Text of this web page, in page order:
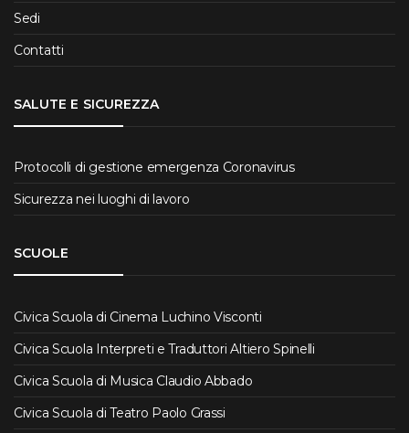
Sedi
Contatti
SALUTE E SICUREZZA
Protocolli di gestione emergenza Coronavirus
Sicurezza nei luoghi di lavoro
SCUOLE
Civica Scuola di Cinema Luchino Visconti
Civica Scuola Interpreti e Traduttori Altiero Spinelli
Civica Scuola di Musica Claudio Abbado
Civica Scuola di Teatro Paolo Grassi